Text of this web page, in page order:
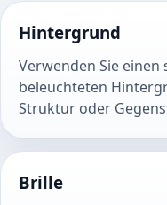
Hintergrund
Verwenden Sie
beleuchteten
Struktur oder
Brille